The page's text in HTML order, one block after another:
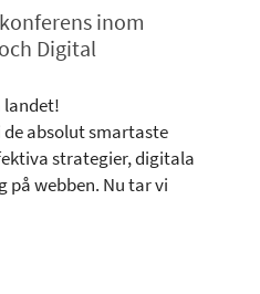
inom
Digital
landet!
absolut smartaste
strategier, digitala
webben. Nu tar vi